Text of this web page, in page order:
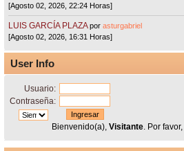
[Agosto 02, 2026, 22:24 Horas]
LUIS GARCÍA PLAZA porasturgabriel
[Agosto 02, 2026, 16:31 Horas]
User Info
Usuario:
Contraseña:
Bienvenido(a), Visitante. Por favor,